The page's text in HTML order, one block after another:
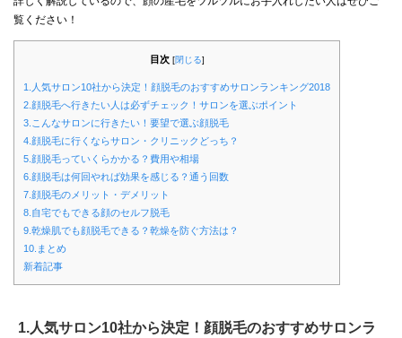
覧ください！
目次 [閉じる]
1.人気サロン10社から決定！顔脱毛のおすすめサロンランキング2018
2.顔脱毛へ行きたい人は必ずチェック！サロンを選ぶポイント
3.こんなサロンに行きたい！要望で選ぶ顔脱毛
4.顔脱毛に行くならサロン・クリニックどっち？
5.顔脱毛っていくらかかる？費用や相場
6.顔脱毛は何回やれば効果を感じる？通う回数
7.顔脱毛のメリット・デメリット
8.自宅でもできる顔のセルフ脱毛
9.乾燥肌でも顔脱毛できる？乾燥を防ぐ方法は？
10.まとめ
新着記事
1.人気サロン10社から決定！顔脱毛のおすすめサロンラ